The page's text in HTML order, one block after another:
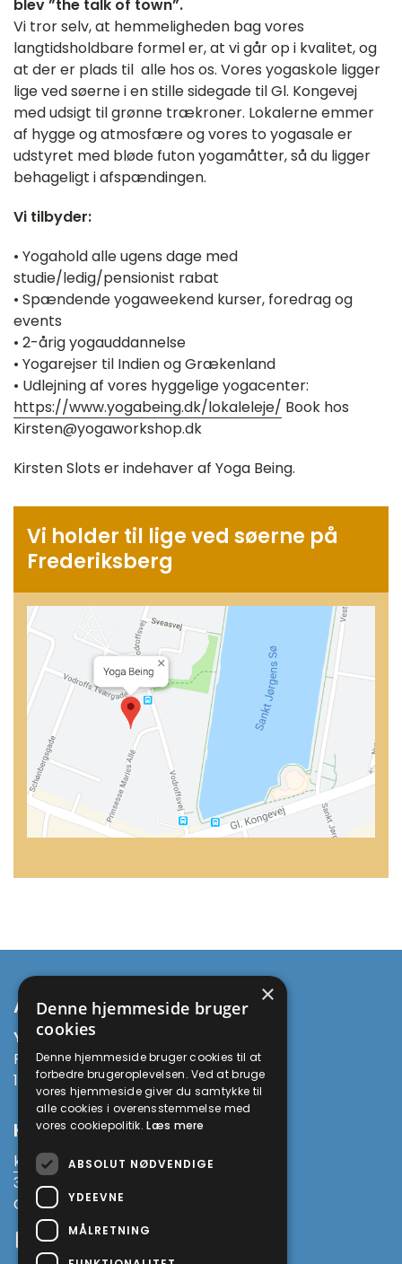
blev ”the talk of town”.
Vi tror selv, at hemmeligheden bag vores
langtidsholdbare formel er, at vi går op i kvalitet, og
at der er plads til alle hos os. Vores yogaskole ligger
lige ved søerne i en stille sidegade til Gl. Kongevej
med udsigt til grønne trækroner. Lokalerne emmer
af hygge og atmosfære og vores to yogasale er
udstyret med bløde futon yogamåtter, så du ligger
behageligt i afspændingen.
Vi tilbyder:
• Yogahold alle ugens dage med
studie/ledig/pensionist rabat
• Spændende yogaweekend kurser, foredrag og
events
• 2-årig yogauddannelse
• Yogarejser til Indien og Grækenland
• Udlejning af vores hyggelige yogacenter:
https://www.yogabeing.dk/lokaleleje/ Book hos
Kirsten@yogaworkshop.dk
Kirsten Slots er indehaver af Yoga Being.
Vi holder til lige ved søerne på
Frederiksberg
Adresse
Yoga Being
Prinsesse Maries Allé 13
1908 Frederiksberg C
Kontakt
kirsten@yogaworkshop.dk
3034 4003
CVR 38010875
Facebook
×
Denne hjemmeside bruger
cookies
Denne hjemmeside bruger cookies til at
forbedre brugeroplevelsen. Ved at bruge
vores hjemmeside giver du samtykke til
alle cookies i overensstemmelse med
vores cookiepolitik.Læs mere
ABSOLUT NØDVENDIGE
YDEEVNE
MÅLRETNING